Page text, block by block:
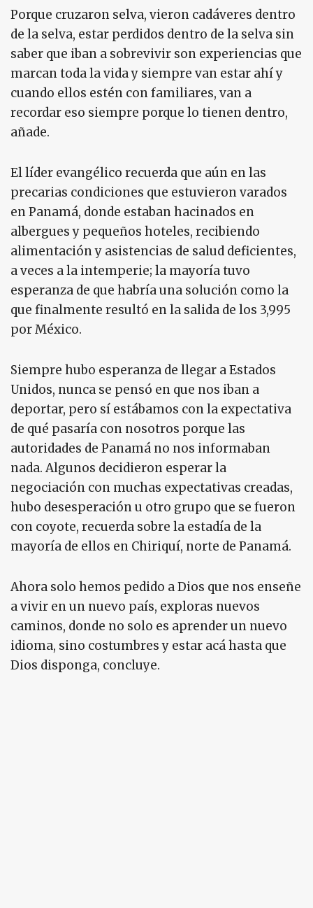
Porque cruzaron selva, vieron cadáveres dentro
de la selva, estar perdidos dentro de la selva sin
saber que iban a sobrevivir son experiencias que
marcan toda la vida y siempre van estar ahí y
cuando ellos estén con familiares, van a
recordar eso siempre porque lo tienen dentro,
añade.
El líder evangélico recuerda que aún en las
precarias condiciones que estuvieron varados
en Panamá, donde estaban hacinados en
albergues y pequeños hoteles, recibiendo
alimentación y asistencias de salud deficientes,
a veces a la intemperie; la mayoría tuvo
esperanza de que habría una solución como la
que finalmente resultó en la salida de los 3,995
por México.
Siempre hubo esperanza de llegar a Estados
Unidos, nunca se pensó en que nos iban a
deportar, pero sí estábamos con la expectativa
de qué pasaría con nosotros porque las
autoridades de Panamá no nos informaban
nada. Algunos decidieron esperar la
negociación con muchas expectativas creadas,
hubo desesperación u otro grupo que se fueron
con coyote, recuerda sobre la estadía de la
mayoría de ellos en Chiriquí, norte de Panamá.
Ahora solo hemos pedido a Dios que nos enseñe
a vivir en un nuevo país, exploras nuevos
caminos, donde no solo es aprender un nuevo
idioma, sino costumbres y estar acá hasta que
Dios disponga, concluye.